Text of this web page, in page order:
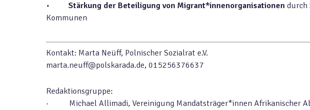
• Stärkung der Beteiligung von Migrant*innenorganisationen durch
Kommunen
Kontakt: Marta Neüff, Polnischer Sozialrat e.V.
marta.neuff@polskarada.de, 015256376637
Redaktionsgruppe:
· Michael Allimadi, Vereinigung Mandatsträger*innen Afrikanischer